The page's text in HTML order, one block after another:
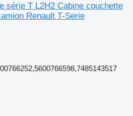
série T L2H2 Cabine couchette
Renault T-Serie